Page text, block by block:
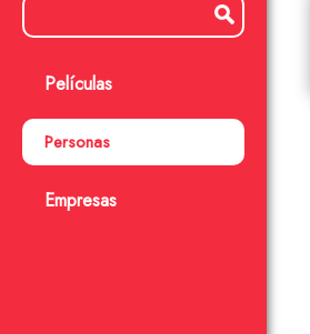
Películas
Personas
Empresas